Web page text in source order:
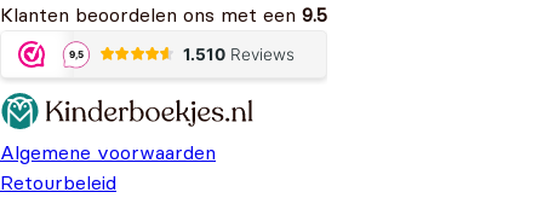
Klanten beoordelen ons met een 9.5
Algemene voorwaarden
Retourbeleid